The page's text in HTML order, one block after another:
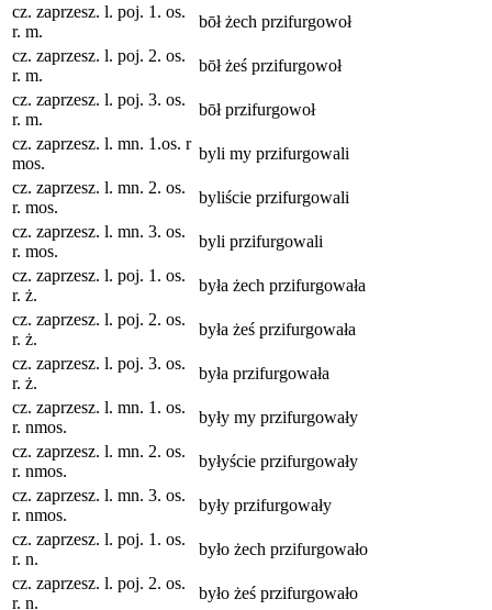
cz. zaprzesz. l. poj. 1. os.
r. m.
bōł żech przifurgowoł
cz. zaprzesz. l. poj. 2. os.
r. m.
bōł żeś przifurgowoł
cz. zaprzesz. l. poj. 3. os.
r. m.
bōł przifurgowoł
cz. zaprzesz. l. mn. 1.os. r
mos.
byli my przifurgowali
cz. zaprzesz. l. mn. 2. os.
r. mos.
byliście przifurgowali
cz. zaprzesz. l. mn. 3. os.
r. mos.
byli przifurgowali
cz. zaprzesz. l. poj. 1. os.
r. ż.
była żech przifurgowała
cz. zaprzesz. l. poj. 2. os.
r. ż.
była żeś przifurgowała
cz. zaprzesz. l. poj. 3. os.
r. ż.
była przifurgowała
cz. zaprzesz. l. mn. 1. os.
r. nmos.
były my przifurgowały
cz. zaprzesz. l. mn. 2. os.
r. nmos.
byłyście przifurgowały
cz. zaprzesz. l. mn. 3. os.
r. nmos.
były przifurgowały
cz. zaprzesz. l. poj. 1. os.
r. n.
było żech przifurgowało
cz. zaprzesz. l. poj. 2. os.
r. n.
było żeś przifurgowało